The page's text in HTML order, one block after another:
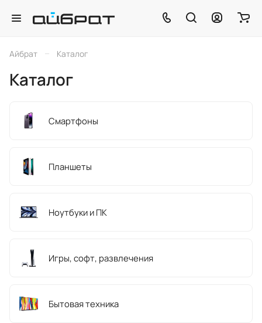
Айбрат – Каталог
Каталог
Смартфоны
Планшеты
Ноутбуки и ПК
Игры, софт, развлечения
Бытовая техника